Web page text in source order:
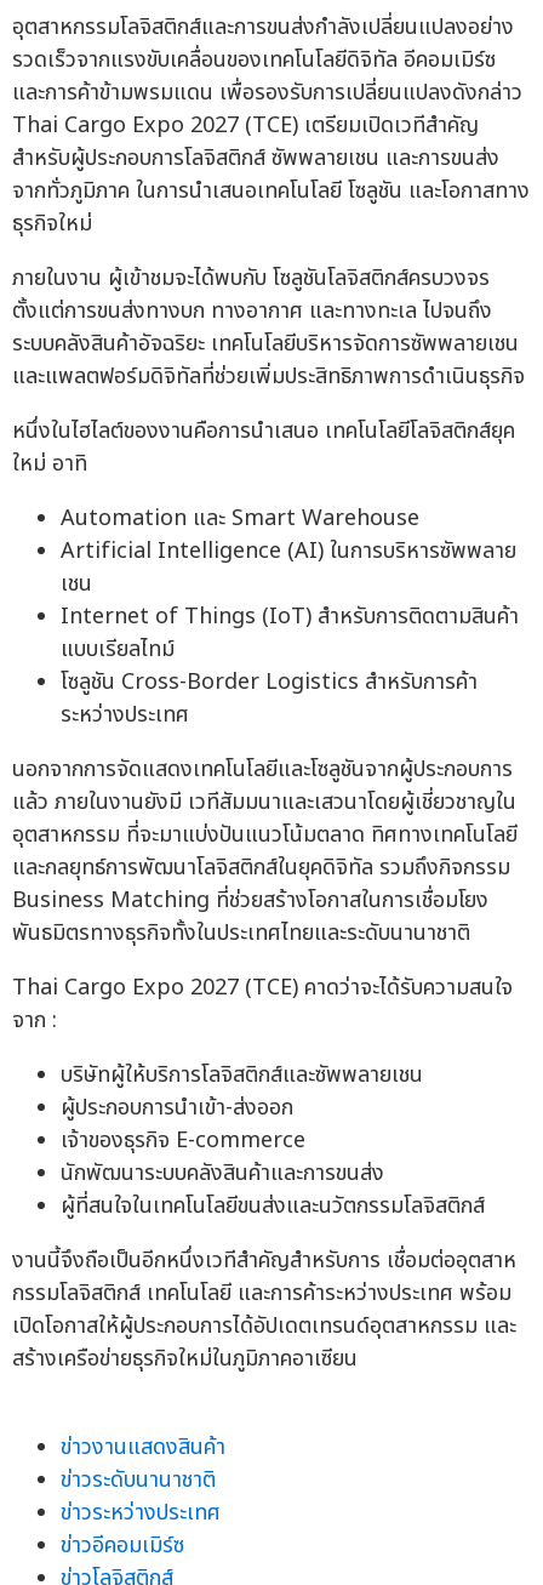
อุตสาหกรรมโลจิสติกส์และการขนส่งกำลังเปลี่ยนแปลงอย่าง
รวดเร็วจากแรงขับเคลื่อนของเทคโนโลยีดิจิทัล อีคอมเมิร์ซ
และการค้าข้ามพรมแดน เพื่อรองรับการเปลี่ยนแปลงดังกล่าว
Thai Cargo Expo 2027 (TCE) เตรียมเปิดเวทีสำคัญ
สำหรับผู้ประกอบการโลจิสติกส์ ซัพพลายเชน และการขนส่ง
จากทั่วภูมิภาค ในการนำเสนอเทคโนโลยี โซลูชัน และโอกาสทาง
ธุรกิจใหม่
ภายในงาน ผู้เข้าชมจะได้พบกับ โซลูชันโลจิสติกส์ครบวงจร
ตั้งแต่การขนส่งทางบก ทางอากาศ และทางทะเล ไปจนถึง
ระบบคลังสินค้าอัจฉริยะ เทคโนโลยีบริหารจัดการซัพพลายเชน
และแพลตฟอร์มดิจิทัลที่ช่วยเพิ่มประสิทธิภาพการดำเนินธุรกิจ
หนึ่งในไฮไลต์ของงานคือการนำเสนอ เทคโนโลยีโลจิสติกส์ยุค
ใหม่ อาทิ
Automation และ Smart Warehouse
Artificial Intelligence (AI) ในการบริหารซัพพลาย
เชน
Internet of Things (IoT) สำหรับการติดตามสินค้า
แบบเรียลไทม์
โซลูชัน Cross-Border Logistics สำหรับการค้า
ระหว่างประเทศ
นอกจากการจัดแสดงเทคโนโลยีและโซลูชันจากผู้ประกอบการ
แล้ว ภายในงานยังมี เวทีสัมมนาและเสวนาโดยผู้เชี่ยวชาญใน
อุตสาหกรรม ที่จะมาแบ่งปันแนวโน้มตลาด ทิศทางเทคโนโลยี
และกลยุทธ์การพัฒนาโลจิสติกส์ในยุคดิจิทัล รวมถึงกิจกรรม
Business Matching ที่ช่วยสร้างโอกาสในการเชื่อมโยง
พันธมิตรทางธุรกิจทั้งในประเทศไทยและระดับนานาชาติ
Thai Cargo Expo 2027 (TCE) คาดว่าจะได้รับความสนใจ
จาก :
บริษัทผู้ให้บริการโลจิสติกส์และซัพพลายเชน
ผู้ประกอบการนำเข้า-ส่งออก
เจ้าของธุรกิจ E-commerce
นักพัฒนาระบบคลังสินค้าและการขนส่ง
ผู้ที่สนใจในเทคโนโลยีขนส่งและนวัตกรรมโลจิสติกส์
งานนี้จึงถือเป็นอีกหนึ่งเวทีสำคัญสำหรับการ เชื่อมต่ออุตสาห
กรรมโลจิสติกส์ เทคโนโลยี และการค้าระหว่างประเทศ พร้อม
เปิดโอกาสให้ผู้ประกอบการได้อัปเดตเทรนด์อุตสาหกรรม และ
สร้างเครือข่ายธุรกิจใหม่ในภูมิภาคอาเซียน
ข่าวงานแสดงสินค้า
ข่าวระดับนานาชาติ
ข่าวระหว่างประเทศ
ข่าวอีคอมเมิร์ซ